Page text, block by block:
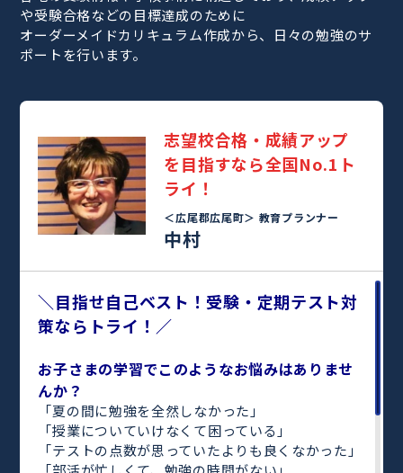
や受験合格などの目標達成のために
オーダーメイドカリキュラム作成から、日々の勉強のサ
ポートを行います。
志望校合格・成績アップ
を目指すなら全国No.1ト
ライ！
＜広尾郡広尾町＞ 教育プランナー
中村
＼目指せ自己ベスト！受験・定期テスト対
策ならトライ！／
お子さまの学習でこのようなお悩みはありませ
んか？
「夏の間に勉強を全然しなかった」
「授業についていけなくて困っている」
「テストの点数が思っていたよりも良くなかった」